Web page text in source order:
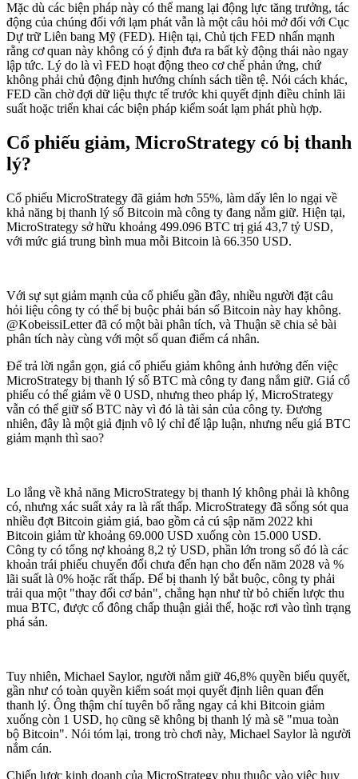
Mặc dù các biện pháp này có thể mang lại động lực tăng trưởng, tác
động của chúng đối với lạm phát vẫn là một câu hỏi mở đối với Cục
Dự trữ Liên bang Mỹ (FED). Hiện tại, Chủ tịch FED nhấn mạnh
rằng cơ quan này không có ý định đưa ra bất kỳ động thái nào ngay
lập tức. Lý do là vì FED hoạt động theo cơ chế phản ứng, chứ
không phải chủ động định hướng chính sách tiền tệ. Nói cách khác,
FED cần chờ đợi dữ liệu thực tế trước khi quyết định điều chỉnh lãi
suất hoặc triển khai các biện pháp kiểm soát lạm phát phù hợp.
Cổ phiếu giảm, MicroStrategy có bị thanh
lý?
Cổ phiếu MicroStrategy đã giảm hơn 55%, làm dấy lên lo ngại về
khả năng bị thanh lý số Bitcoin mà công ty đang nắm giữ. Hiện tại,
MicroStrategy sở hữu khoảng 499.096 BTC trị giá 43,7 tỷ USD,
với mức giá trung bình mua mỗi Bitcoin là 66.350 USD.
Với sự sụt giảm mạnh của cổ phiếu gần đây, nhiều người đặt câu
hỏi liệu công ty có thể bị buộc phải bán số Bitcoin này hay không.
@KobeissiLetter đã có một bài phân tích, và Thuận sẽ chia sẻ bài
phân tích này cùng với một số quan điểm cá nhân.
Để trả lời ngắn gọn, giá cổ phiếu giảm không ảnh hưởng đến việc
MicroStrategy bị thanh lý số BTC mà công ty đang nắm giữ. Giá cổ
phiếu có thể giảm về 0 USD, nhưng theo pháp lý, MicroStrategy
vẫn có thể giữ số BTC này vì đó là tài sản của công ty. Đương
nhiên, đây là một giả định vô lý chỉ để lập luận, nhưng nếu giá BTC
giảm mạnh thì sao?
Lo lắng về khả năng MicroStrategy bị thanh lý không phải là không
có, nhưng xác suất xảy ra là rất thấp. MicroStrategy đã sống sót qua
nhiều đợt Bitcoin giảm giá, bao gồm cả cú sập năm 2022 khi
Bitcoin giảm từ khoảng 69.000 USD xuống còn 15.000 USD.
Công ty có tổng nợ khoảng 8,2 tỷ USD, phần lớn trong số đó là các
khoản trái phiếu chuyển đổi chưa đến hạn cho đến năm 2028 và %
lãi suất là 0% hoặc rất thấp. Để bị thanh lý bắt buộc, công ty phải
trải qua một "thay đổi cơ bản", chẳng hạn như từ bỏ chiến lược thu
mua BTC, được cổ đông chấp thuận giải thể, hoặc rơi vào tình trạng
phá sản.
Tuy nhiên, Michael Saylor, người nắm giữ 46,8% quyền biểu quyết,
gần như có toàn quyền kiểm soát mọi quyết định liên quan đến
thanh lý. Ông thậm chí tuyên bố rằng ngay cả khi Bitcoin giảm
xuống còn 1 USD, họ cũng sẽ không bị thanh lý mà sẽ "mua toàn
bộ Bitcoin". Nói tóm lại, trong trò chơi này, Michael Saylor là người
nắm cán.
Chiến lược kinh doanh của MicroStrategy phụ thuộc vào việc huy